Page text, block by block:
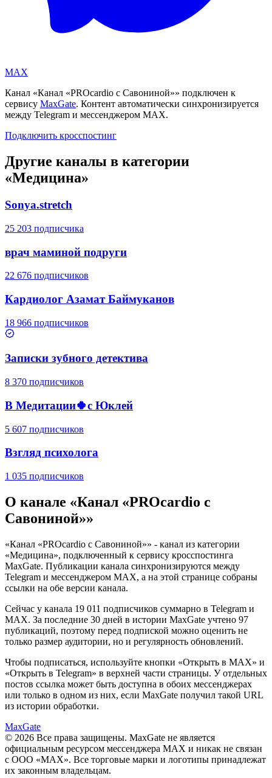
MAX
Канал «Канал «PROcardio с Савониной»» подключен к
сервису MaxGate. Контент автоматически синхронизируется
между Telegram и мессенджером MAX.
Подключить кросспостинг
Другие каналы в категории
«Медицина»
Sonya.stretch
25 203 подписчика
врач маминой подруги
22 676 подписчиков
Кардиолог Азамат Баймуканов
18 966 подписчиков
Записки зубного детектива
8 370 подписчиков
В Медитации🍀с Юклей
5 607 подписчиков
Взгляд психолога
1 035 подписчиков
О канале «Канал «PROcardio с
Савониной»»
«Канал «PROcardio с Савониной»» - канал из категории
«Медицина», подключенный к сервису кросспостинга
MaxGate. Публикации канала синхронизируются между
Telegram и мессенджером MAX, а на этой странице собраны
ссылки на обе версии канала.
Сейчас у канала 19 011 подписчиков суммарно в Telegram и
MAX. За последние 30 дней в истории MaxGate учтено 97
публикаций, поэтому перед подпиской можно оценить не
только размер аудитории, но и регулярность обновлений.
Чтобы подписаться, используйте кнопки «Открыть в MAX» и
«Открыть в Telegram» в верхней части страницы. У отдельных
постов ссылка может быть доступна в обоих мессенджерах
или только в одном из них, если MaxGate получил такой URL
из истории обработки.
MaxGate
© 2026 Все права защищены. MaxGate не является
официальным ресурсом мессенджера MAX и никак не связан
с ООО «МАХ». Все торговые марки и логотипы принадлежат
их законным владельцам.